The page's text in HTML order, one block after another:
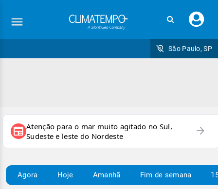
seu
São Paulo, SP
newspaper Atenção para o mar muito agitado no Sul,
Sudeste e leste do Nordeste
arrow_forward
Agora Hoje Amanhã Fim de semana